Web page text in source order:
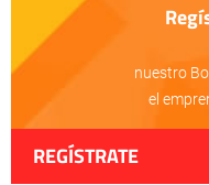
nuestro
el
REGÍSTRATE